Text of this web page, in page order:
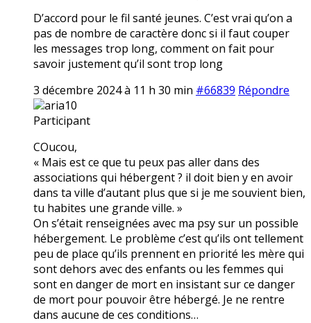
D’accord pour le fil santé jeunes. C’est vrai qu’on a
pas de nombre de caractère donc si il faut couper
les messages trop long, comment on fait pour
savoir justement qu’il sont trop long
3 décembre 2024 à 11 h 30 min #66839 Répondre
aria10
Participant
COucou,
« Mais est ce que tu peux pas aller dans des
associations qui hébergent ? il doit bien y en avoir
dans ta ville d’autant plus que si je me souvient bien,
tu habites une grande ville. »
On s’était renseignées avec ma psy sur un possible
hébergement. Le problème c’est qu’ils ont tellement
peu de place qu’ils prennent en priorité les mère qui
sont dehors avec des enfants ou les femmes qui
sont en danger de mort en insistant sur ce danger
de mort pour pouvoir être hébergé. Je ne rentre
dans aucune de ces conditions…